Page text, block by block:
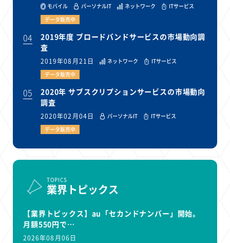
モバイル パーソナルIT ネットワーク
ITサービス
データ販売中
04
2019年度 ブロードバンドサービスの市場動向調
査
2019年08月21日 ネットワーク
ITサービス
データ販売中
05
2020年 サブスクリプションサービスの市場動向
調査
2020年02月04日 パーソナルIT
ITサービス
データ販売中
TOPICS
業界トピックス
【業界トピックス】au「セカンドナンバー」開始。
月額550円で…
2026年08月06日